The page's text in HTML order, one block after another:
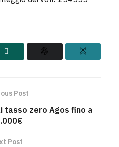
Post
tasso zero Agos fino a
Post